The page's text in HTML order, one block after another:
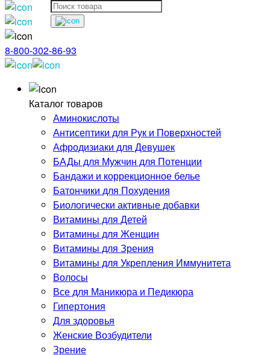
8-800-302-86-93
Каталог товаров
Аминокислоты
Антисептики для Рук и Поверхностей
Афродизиаки для Девушек
БАДы для Мужчин для Потенции
Бандажи и коррекционное белье
Батончики для Похудения
Биологически активные добавки
Витамины для Детей
Витамины для Женщин
Витамины для Зрения
Витамины для Укрепления Иммунитета
Волосы
Все для Маникюра и Педикюра
Гипертония
Для здоровья
Женские Возбудители
Зрение